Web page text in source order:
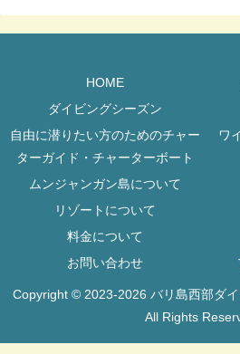
HOME
ダイビングシーズン
自由に潜りたい方のためのチャー
ターガイド・チャーターボート
ワ
ムンジャンガン島について
リゾートについて
料金について
お問い合わせ
Copyright © 2023-2026 バリ島西部ダ
All Rights